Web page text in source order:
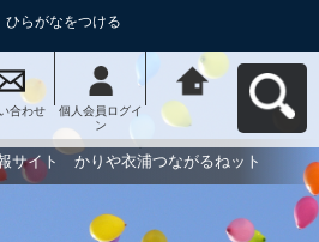
ひらがなをつける
合わせ
個人会員ログイ
ン
衣浦定住自立
圏 市民活動情
報サイト かり
や衣浦つながる
ねットへ戻る
サイト かりや衣浦つながるねット